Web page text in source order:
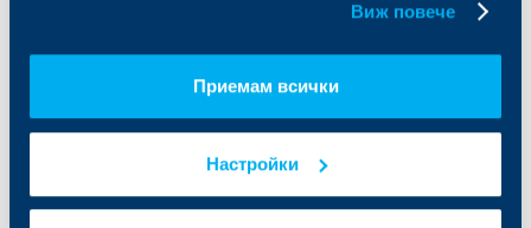
Виж повече
Приемам всички
Настройки
Кои сме ние
Управление
Отчети и анализи
ДЗИ
ОББ Интерлийз
ОББ Асет мениджмънт
ОББ Застрахователен брокер